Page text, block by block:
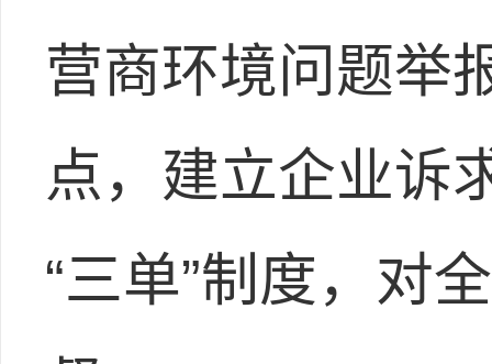
营商环境问题举
点，建立企业诉
“三单”制度，对